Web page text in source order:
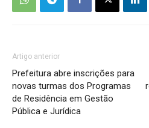
Artigo anterior
Prefeitura abre inscrições para
novas turmas dos Programas
de Residência em Gestão
Pública e Jurídica